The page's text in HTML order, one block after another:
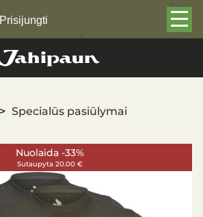
Prisijungti
Specialūs pasiūlymai
Nuolaida -33%
Sutaupyta 20.00 €